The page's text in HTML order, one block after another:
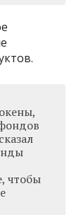
чтобы